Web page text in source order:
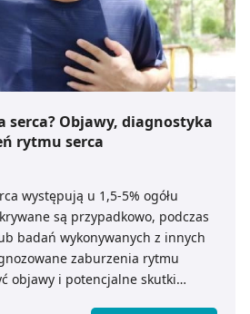
serca? Objawy, diagnostyka
rytmu serca
występują u 1,5-5% ogółu
są przypadkowo, podczas
badań wykonywanych z innych
zaburzenia rytmu
objawy i potencjalne skutki